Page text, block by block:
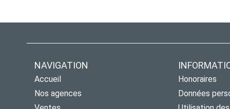
NAVIGATION
Accueil
Nos agences
Honoraires
Données